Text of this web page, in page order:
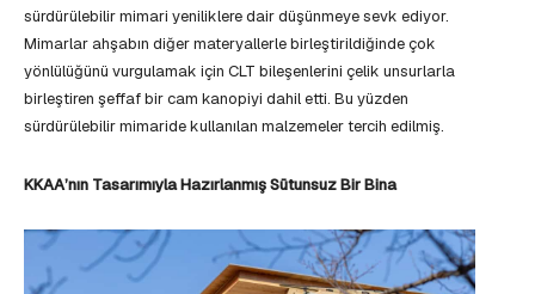
sürdürülebilir mimari yeniliklere dair düşünmeye sevk ediyor.
Mimarlar ahşabın diğer materyallerle birleştirildiğinde çok
yönlülüğünü vurgulamak için CLT bileşenlerini çelik unsurlarla
birleştiren şeffaf bir cam kanopiyi dahil etti. Bu yüzden
sürdürülebilir mimaride kullanılan malzemeler tercih edilmiş.
KKAA’nın Tasarımıyla Hazırlanmış Sütunsuz Bir Bina